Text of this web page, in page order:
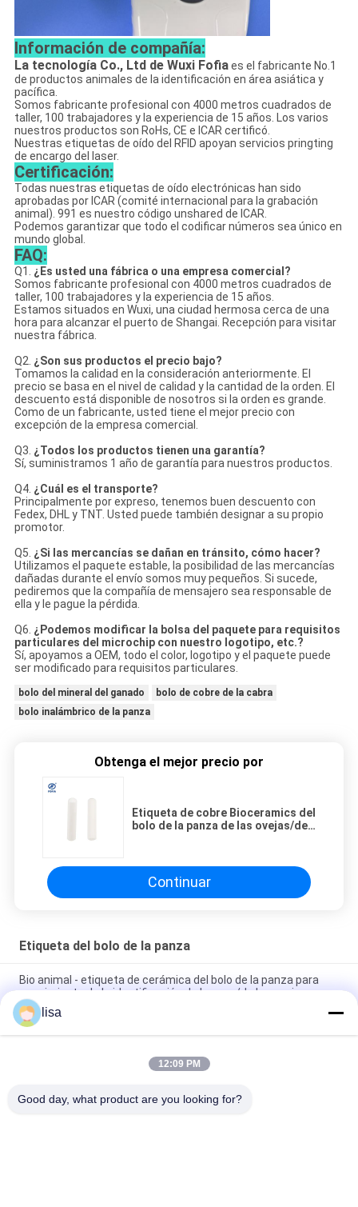
Información de compañía:
La tecnología Co., Ltd de Wuxi Fofiaes el fabricante No.1
de productos animales de la identificación en área asiática y
pacífica.
Somos fabricante profesional con 4000 metros cuadrados de
taller, 100 trabajadores y la experiencia de 15 años. Los varios
nuestros productos son RoHs, CE e ICAR certificó.
Nuestras etiquetas de oído del RFID apoyan servicios pringting
de encargo del laser.
Certificación:
Todas nuestras etiquetas de oído electrónicas han sido
aprobadas por ICAR (comité internacional para la grabación
animal). 991 es nuestro código unshared de ICAR.
Podemos garantizar que todo el codificar números sea único en
mundo global.
FAQ:
Q1. ¿Es usted una fábrica o una empresa comercial?
Somos fabricante profesional con 4000 metros cuadrados de
taller, 100 trabajadores y la experiencia de 15 años.
Estamos situados en Wuxi, una ciudad hermosa cerca de una
hora para alcanzar el puerto de Shangai. Recepción para visitar
nuestra fábrica.
Q2. ¿Son sus productos el precio bajo?
Tomamos la calidad en la consideración anteriormente. El
precio se basa en el nivel de calidad y la cantidad de la orden. El
descuento está disponible de nosotros si la orden es grande.
Como de un fabricante, usted tiene el mejor precio con
excepción de la empresa comercial.
Q3. ¿Todos los productos tienen una garantía?
Sí, suministramos 1 año de garantía para nuestros productos.
Q4. ¿Cuál es el transporte?
Principalmente por expreso, tenemos buen descuento con
Fedex, DHL y TNT. Usted puede también designar a su propio
promotor.
Q5. ¿Si las mercancías se dañan en tránsito, cómo hacer?
Utilizamos el paquete estable, la posibilidad de las mercancías
dañadas durante el envío somos muy pequeños. Si sucede,
pediremos que la compañía de mensajero sea responsable de
ella y le pague la pérdida.
Q6. ¿Podemos modificar la bolsa del paquete para requisitos
particulares del microchip con nuestro logotipo, etc.?
Sí, apoyamos a OEM, todo el color, logotipo y el paquete puede
ser modificado para requisitos particulares.
bolo del mineral del ganado
bolo de cobre de la cabra
bolo inalámbrico de la panza
Obtenga el mejor precio por
Etiqueta de cobre Bioceramics del
bolo de la panza de las ovejas/de
Continuar
Etiqueta del bolo de la panza
Bio animal - etiqueta de cerámica del bolo de la panza para
seguimiento de la identificación de la vaca/de las ovejas
ISO11784/5 FDX-B / HDX Etiqueta de bolo rumano estándar
para la identificación de ganado bovino y ovino
Frecuencia mineral del bolo 134.2khz del ganado ISO11784/5
lisa
12:09 PM
Good day, what product are you looking for?